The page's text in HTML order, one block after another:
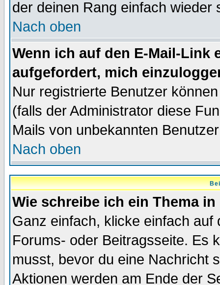
der deinen Rang einfach wieder
Nach oben
Wenn ich auf den E-Mail-Link
aufgefordert, mich
Nur registrierte Benutzer
(falls der Administrator diese
Mails von unbekannten
Nach oben
Wie schreibe ich ein Thema
Ganz einfach, klicke einfach
Forums- oder Beitragsseite. Es
musst, bevor du eine Nachricht
Aktionen werden am Ende der